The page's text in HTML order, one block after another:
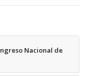
Nacional de